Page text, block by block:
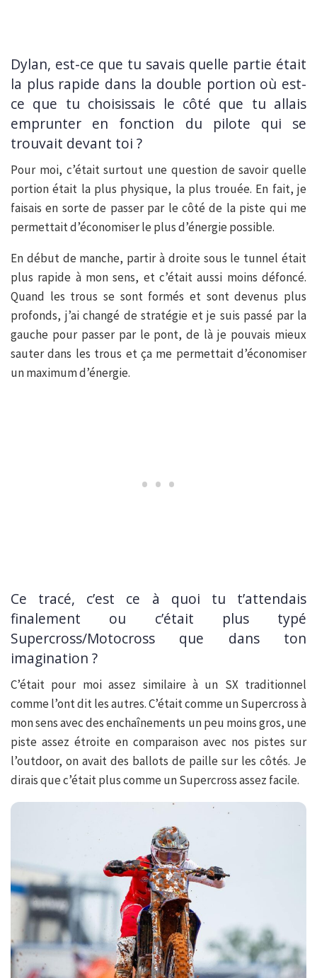
Dylan, est-ce que tu savais quelle partie était
la plus rapide dans la double portion où est-
ce que tu choisissais le côté que tu allais
emprunter en fonction du pilote qui se
trouvait devant toi ?
Pour moi, c’était surtout une question de savoir quelle
portion était la plus physique, la plus trouée. En fait, je
faisais en sorte de passer par le côté de la piste qui me
permettait d’économiser le plus d’énergie possible.
En début de manche, partir à droite sous le tunnel était
plus rapide à mon sens, et c’était aussi moins défoncé.
Quand les trous se sont formés et sont devenus plus
profonds, j’ai changé de stratégie et je suis passé par la
gauche pour passer par le pont, de là je pouvais mieux
sauter dans les trous et ça me permettait d’économiser
un maximum d’énergie.
Ce tracé, c’est ce à quoi tu t’attendais
finalement ou c’était plus typé
Supercross/Motocross que dans ton
imagination ?
C’était pour moi assez similaire à un SX traditionnel
comme l’ont dit les autres. C’était comme un Supercross à
mon sens avec des enchaînements un peu moins gros, une
piste assez étroite en comparaison avec nos pistes sur
l’outdoor, on avait des ballots de paille sur les côtés. Je
dirais que c’était plus comme un Supercross assez facile.